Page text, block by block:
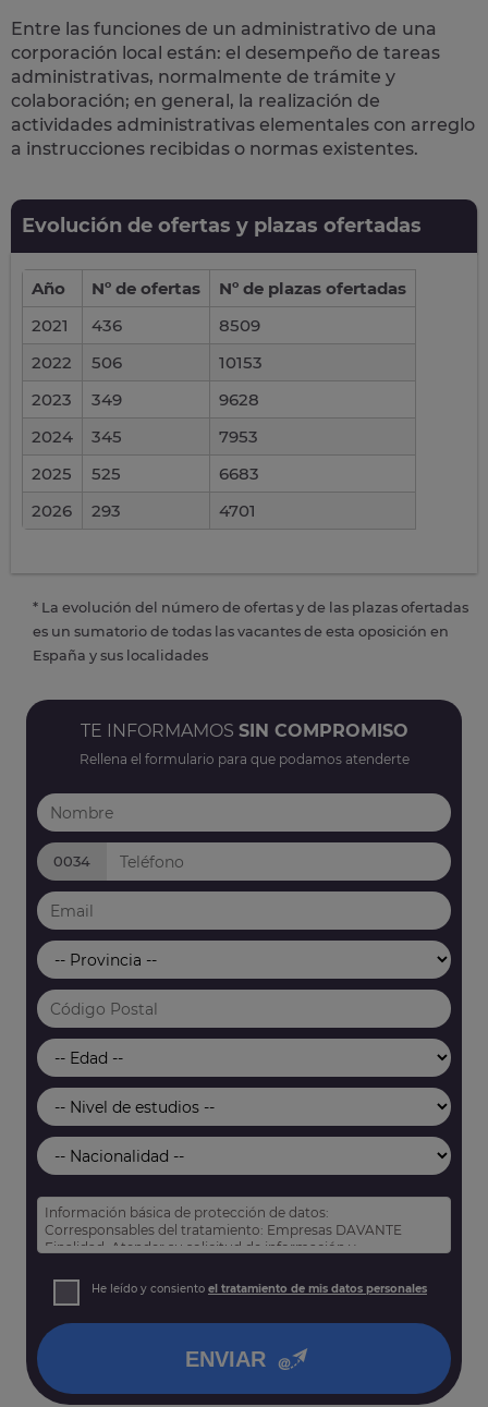
Entre las funciones de un administrativo de una
corporación local están: el desempeño de tareas
administrativas, normalmente de trámite y
colaboración; en general, la realización de
actividades administrativas elementales con arreglo
a instrucciones recibidas o normas existentes.
Evolución de ofertas y plazas ofertadas
Año Nº de ofertas
Nº de plazas ofertadas
2021
436
8509
2022
506
10153
2023
349
9628
2024
345
7953
2025
525
6683
2026
293 4701
* La evolución del número de ofertas y de las plazas ofertadas
es un sumatorio de todas las vacantes de esta oposición en
España y sus localidades
TE INFORMAMOS SIN COMPROMISO
Rellena el formulario para que podamos atenderte
0034
Información básica de protección de datos:
Corresponsables del tratamiento: Empresas DAVANTE
Finalidad: Atender su solicitud de información y
Derechos: Puede acceder, rectificar y suprimir sus datos,
así como otros derechos tal y como se explica en nuestra
He leído y consiento el tratamiento de mis datos personales
ENVIAR